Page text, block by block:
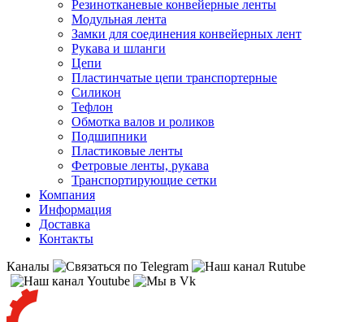
Резинотканевые конвейерные ленты
Модульная лента
Замки для соединения конвейерных лент
Рукава и шланги
Цепи
Пластинчатые цепи транспортерные
Силикон
Тефлон
Обмотка валов и роликов
Подшипники
Пластиковые ленты
Фетровые ленты, рукава
Транспортирующие сетки
Компания
Информация
Доставка
Контакты
Каналы